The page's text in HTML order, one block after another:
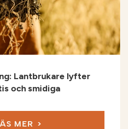
Lantbrukare lyfter
och smidiga
MER